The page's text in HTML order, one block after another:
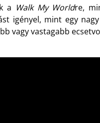
a Walk My Worldre,
igényel, mint egy
vagy vastagabb